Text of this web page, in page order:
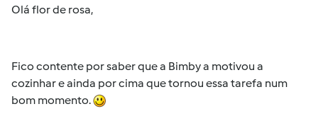
Olá flor de rosa,
Fico contente por saber que a Bimby a motivou a
cozinhar e ainda por cima que tornou essa tarefa num
bom momento.